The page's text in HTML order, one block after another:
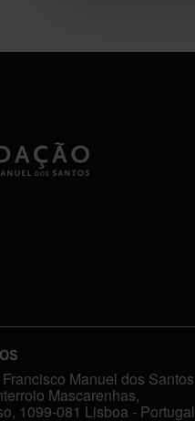
Manuel dos Santos
Mascarenhas,
1099-081 Lisboa - Portugal